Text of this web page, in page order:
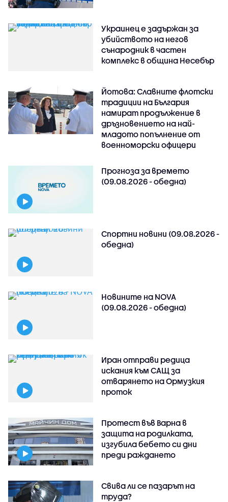
Украинец е задържан за
убийството на негов
сънародник в частен
комплекс в община Несебър
Йотова: Славните флотски
традиции на България
намират продължение в
дръзновението на най-
младото попълнение от
военноморски офицери
Прогноза за времето
(09.08.2026 - обедна)
Спортни новини (09.08.2026 -
обедна)
Новините на NOVA
(09.08.2026 - обедна)
Иран отправи редица
искания към САЩ за
отварянето на Ормузкия
проток
Протест във Варна в
защита на родилката,
изгубила бебето си дни
преди раждането
Свива ли се пазарът на
труда?